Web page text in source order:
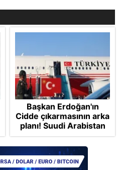
Başkan Erdoğan'ın
Cidde çıkarmasının arka
planı! Suudi Arabistan
ve Pakistan'la üçlü ortak
savunma anlaşması:
"Islamic NATO"
manşetleri